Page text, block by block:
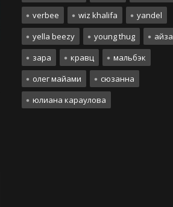
verbee
wiz khalifa
yandel
yella beezy
young thug
айза
зара
кравц
мальбэк
олег майами
сюзанна
юлиана караулова